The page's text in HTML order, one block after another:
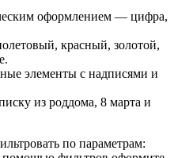
оформлением — цифра,
красный, золотой,
элементы с надписями и
из роддома, 8 марта и
по параметрам: